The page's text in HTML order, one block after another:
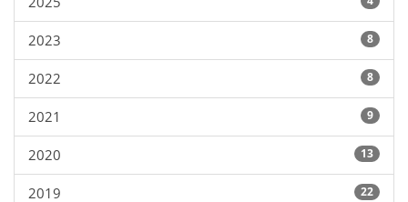
2023 8
2022 8
2021 9
2020 13
2019 22